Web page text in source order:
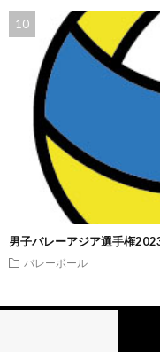
男子バレーアジア選手権
バレーボール